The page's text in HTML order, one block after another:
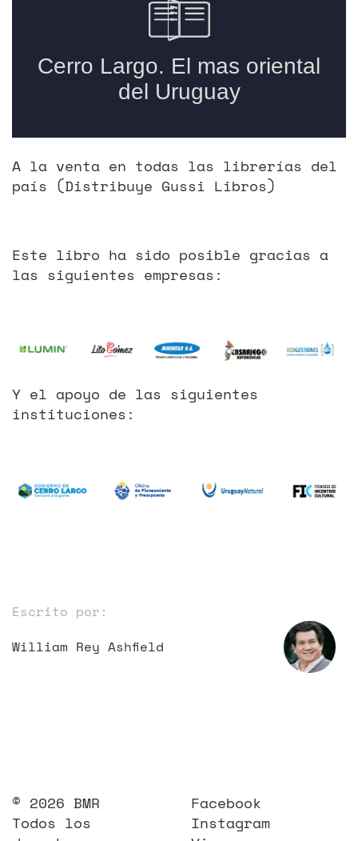
A la venta en todas las librerías del
país (Distribuye Gussi Libros)
Este libro ha sido posible gracias a
las siguientes empresas:
Y el apoyo de las siguientes
instituciones:
Escrito por:
William Rey Ashfield
© 2026 BMR
Todos los
Facebook
Instagram